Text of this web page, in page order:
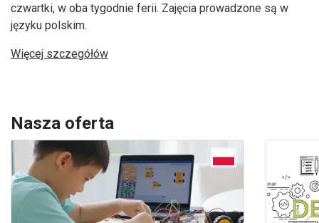
czwartki, w oba tygodnie ferii. Zajęcia prowadzone są w
języku polskim.
Więcej szczegółów
Nasza oferta